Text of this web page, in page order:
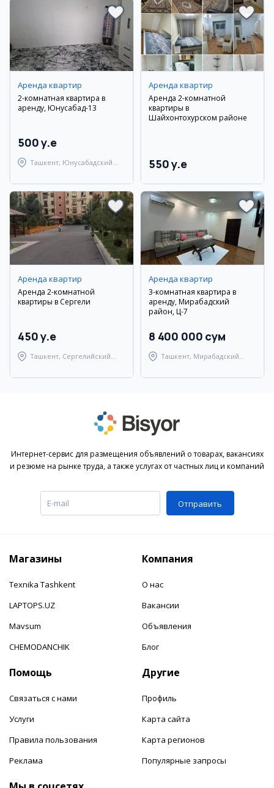
Аренда квартир
2-комнатная квартира в
аренду, Юнусабад-13
500 y.e
Ташкент, Юнусабадский
Аренда квартир
Аренда 2-комнатной
квартиры в
Шайхонтохурском районе
550 y.e
Аренда квартир
Аренда 2-комнатной
квартиры в Сергели
450 y.e
Ташкент, Сергелийский
Аренда квартир
3-комнатная квартира в
аренду, Мирабадский
район, Ц-7
8 400 000 сум
Ташкент, Мирабадский
Интернет-сервис для размещения объявлений о товарах, вакансиях
и резюме на рынке труда, а также услугах от частных лиц и компаний
Отправить
Магазины
Texnika Tashkent
LAPTOPS.UZ
Mavsum
CHEMODANCHIK
Компания
О нас
Вакансии
Объявления
Блог
Помощь
Связаться с нами
Услуги
Правила пользования
Реклама
Другие
Профиль
Карта сайта
Карта регионов
Популярные запросы